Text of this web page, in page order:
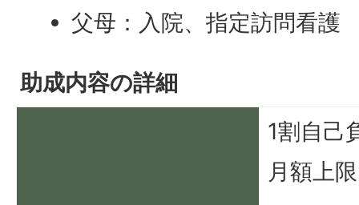
父母：入院、指定訪問看護
助成内容の詳細
1割自己
月額上限